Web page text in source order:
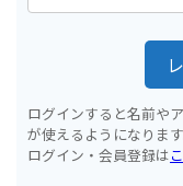
ログインすると名前や
が使えるようになります
ログイン・会員登録は